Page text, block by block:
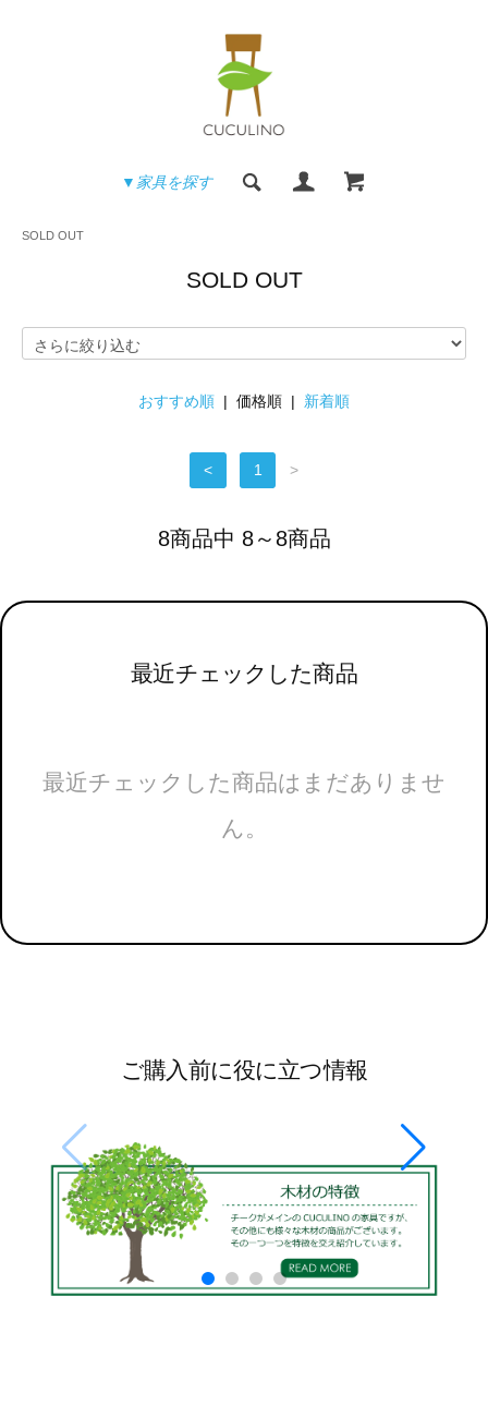
▼家具を探す
SOLD OUT
SOLD OUT
おすすめ順 | 価格順 | 新着順
< 1 >
8商品中 8～8商品
最近チェックした商品
最近チェックした商品はまだありませ
ん。
ご購入前に役に立つ情報